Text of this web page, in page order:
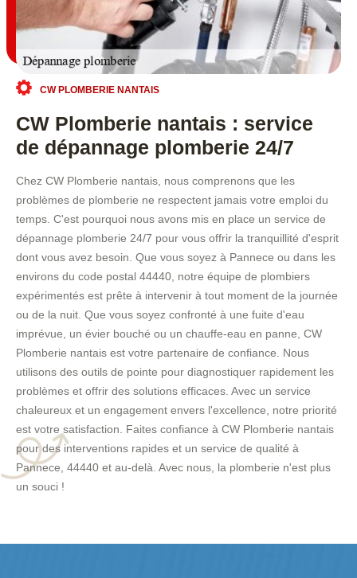
CW PLOMBERIE NANTAIS
CW Plomberie nantais : service
de dépannage plomberie 24/7
Chez CW Plomberie nantais, nous comprenons que les
problèmes de plomberie ne respectent jamais votre emploi du
temps. C'est pourquoi nous avons mis en place un service de
dépannage plomberie 24/7 pour vous offrir la tranquillité d'esprit
dont vous avez besoin. Que vous soyez à Pannece ou dans les
environs du code postal 44440, notre équipe de plombiers
expérimentés est prête à intervenir à tout moment de la journée
ou de la nuit. Que vous soyez confronté à une fuite d'eau
imprévue, un évier bouché ou un chauffe-eau en panne, CW
Plomberie nantais est votre partenaire de confiance. Nous
utilisons des outils de pointe pour diagnostiquer rapidement les
problèmes et offrir des solutions efficaces. Avec un service
chaleureux et un engagement envers l'excellence, notre priorité
est votre satisfaction. Faites confiance à CW Plomberie nantais
pour des interventions rapides et un service de qualité à
Pannece, 44440 et au-delà. Avec nous, la plomberie n'est plus
un souci !